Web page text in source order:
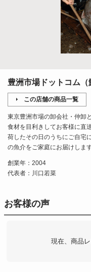
豊洲市場ドットコム（
この店舗の商品一覧
東京豊洲市場の卸会社・仲卸
食材を目利きしてお客様に直
荷したその日のうちにご自宅
の魚介をご家庭にお届けします
創業年：2004
代表者：川口若菜
お客様の声
現在、商品